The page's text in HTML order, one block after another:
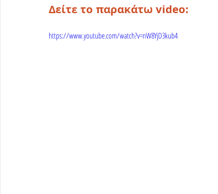
Δείτε το παρακάτω video:
https://www.youtube.com/watch?v=nW8YjD3kub4